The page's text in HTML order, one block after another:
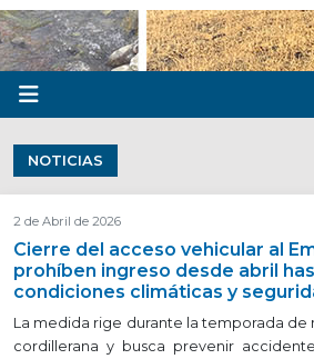
NOTICIAS
2 de Abril de 2026
Cierre del acceso vehicular al
prohíben ingreso desde abril
condiciones climáticas y
La medida rige durante la temporada de
cordillerana y busca prevenir